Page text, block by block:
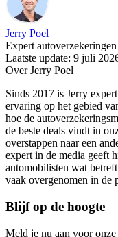
Jerry Poel
Expert autoverzekeringen
Laatste update: 9 juli
Over Jerry Poel
Sinds 2017 is Jerry
ervaring op het gebied
hoe de
de beste deals vindt in
overstappen naar een
expert in de media geeft
automobilisten wat
vaak overgenomen in de
Blijf op de hoogte
Meld je nu aan voor